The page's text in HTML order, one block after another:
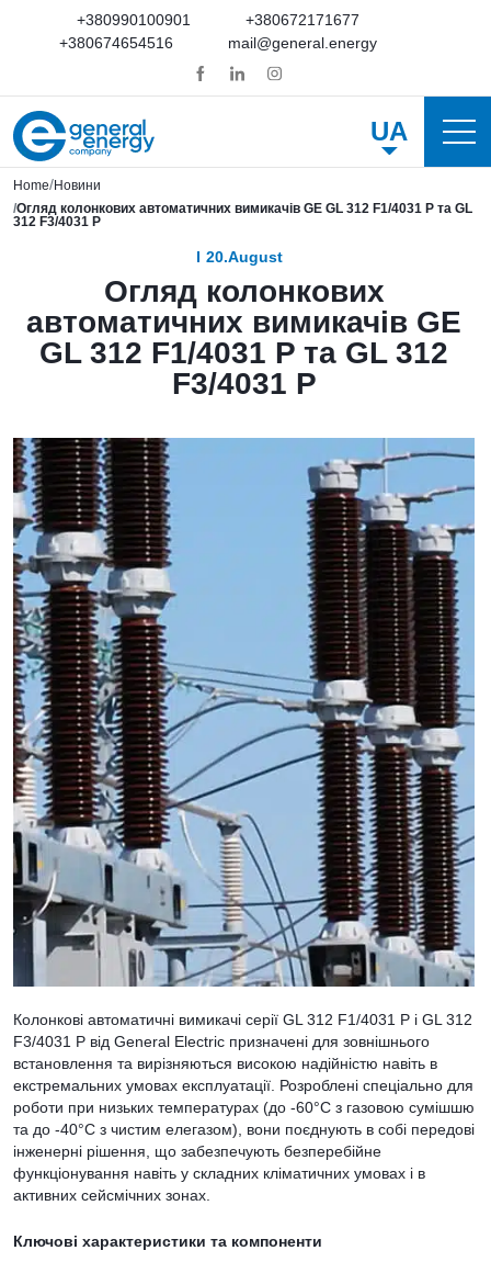
+380990100901
+380672171677
+380674654516
mail@general.energy
UA
Home Новини
Огляд колонкових автоматичних вимикачів GE GL 312 F1/4031 P та GL
312 F3/4031 P
20.August
Огляд колонкових
автоматичних вимикачів GE
GL 312 F1/4031 P та GL 312
F3/4031 P
Колонкові автоматичні вимикачі серії GL 312 F1/4031 P і GL 312
F3/4031 P від General Electric призначені для зовнішнього
встановлення та вирізняються високою надійністю навіть в
екстремальних умовах експлуатації. Розроблені спеціально для
роботи при низьких температурах (до -60°C з газовою сумішшю
та до -40°C з чистим елегазом), вони поєднують в собі передові
інженерні рішення, що забезпечують безперебійне
функціонування навіть у складних кліматичних умовах і в
активних сейсмічних зонах.
Ключові характеристики та компоненти